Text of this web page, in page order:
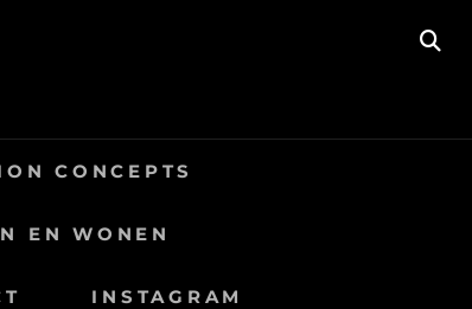
CONCEPTS
EN WONEN
INSTAGRAM